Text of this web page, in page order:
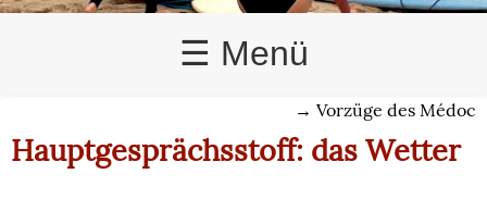
☰ Menü
→ Vorzüge des Médoc
Hauptgesprächsstoff: das Wetter